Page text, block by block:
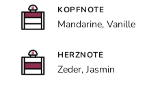
KOPFNOTE
Mandarine, Vanille
HERZNOTE
Zeder, Jasmin